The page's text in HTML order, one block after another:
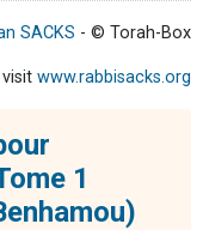
SACKS - © Torah-Box
www.rabbisacks.org
1